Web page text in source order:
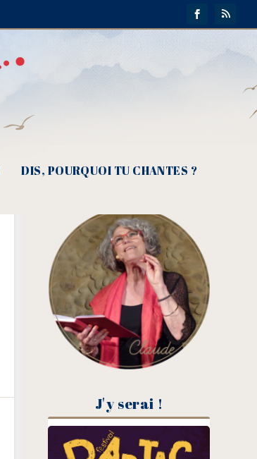
DIS, POURQUOI TU CHANTES ?
J'y serai !